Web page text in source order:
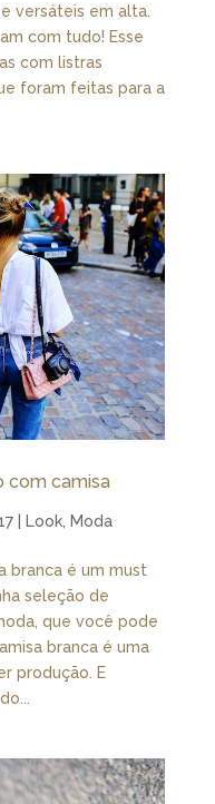
versáteis em alta.
com tudo! Esse
com listras
foram feitas para a
com camisa
| Look, Moda
branca é um must
seleção de
que você pode
branca é uma
produção. E